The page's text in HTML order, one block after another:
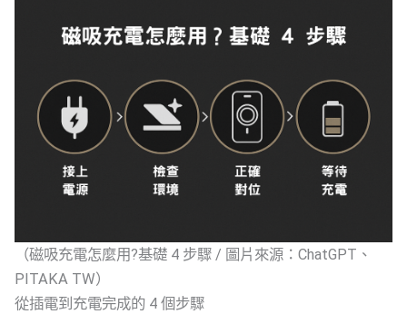
（磁吸充電怎麼用?基礎 4 步驟 / 圖片來源：ChatGPT、
PITAKA TW）
從插電到充電完成的 4 個步驟